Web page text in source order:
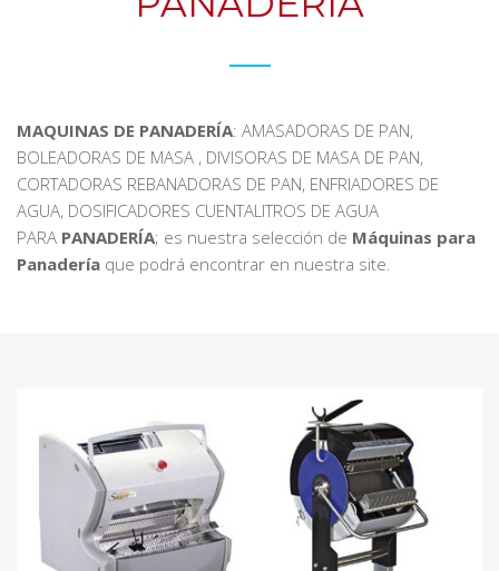
MAQUINAS DE PANADERÍA: AMASADORAS DE PAN,
BOLEADORAS DE MASA , DIVISORAS DE MASA DE PAN,
CORTADORAS REBANADORAS DE PAN, ENFRIADORES DE
AGUA, DOSIFICADORES CUENTALITROS DE AGUA
PARA PANADERÍA; es nuestra selección de Máquinas para
Panadería que podrá encontrar en nuestra site.